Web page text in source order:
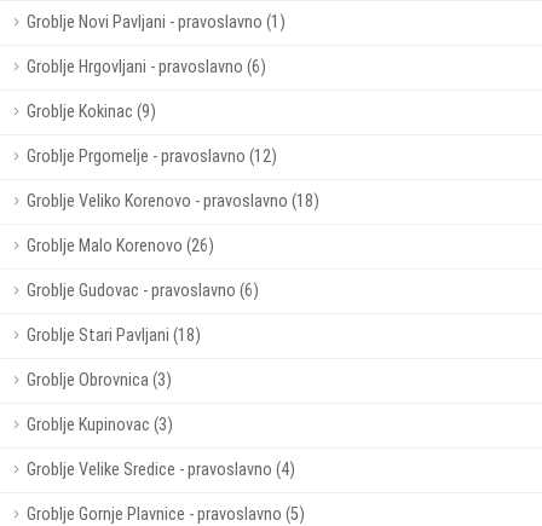
Groblje Novi Pavljani - pravoslavno (1)
Groblje Hrgovljani - pravoslavno (6)
Groblje Kokinac (9)
Groblje Prgomelje - pravoslavno (12)
Groblje Veliko Korenovo - pravoslavno (18)
Groblje Malo Korenovo (26)
Groblje Gudovac - pravoslavno (6)
Groblje Stari Pavljani (18)
Groblje Obrovnica (3)
Groblje Kupinovac (3)
Groblje Velike Sredice - pravoslavno (4)
Groblje Gornje Plavnice - pravoslavno (5)